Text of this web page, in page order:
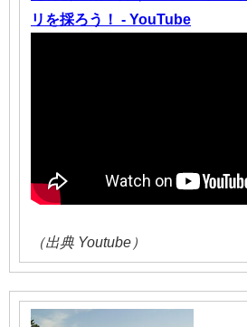
リを採ろう！ - YouTube
（出典 Youtube）